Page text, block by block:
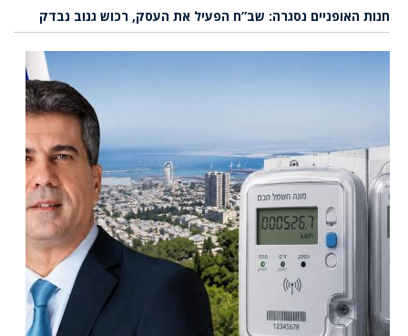
חנות האופניים נסגרה: שב”ח הפעיל את העסק, רכוש גנוב נבדק